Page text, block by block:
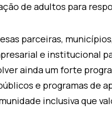
de adultos para
parceiras,
e institucional
ainda um forte
e programas de
inclusiva que